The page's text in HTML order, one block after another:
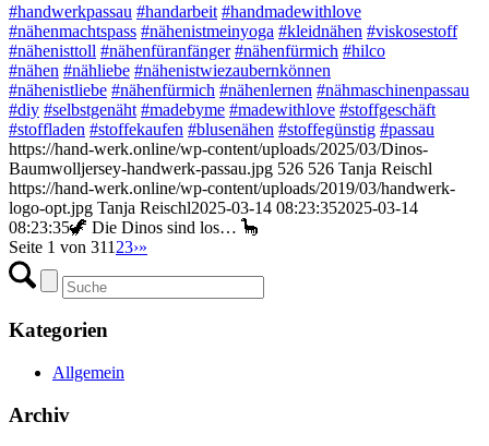
#handwerkpassau #handarbeit #handmadewithlove
#nähenmachtspass #nähenistmeinyoga #kleidnähen #viskosestoff
#nähenisttoll #nähenfüranfänger #nähenfürmich #hilco
#nähen #nähliebe #nähenistwiezaubernkönnen
#nähenistliebe #nähenfürmich #nähenlernen #nähmaschinenpassau
#diy #selbstgenäht #madebyme #madewithlove #stoffgeschäft
#stoffladen #stoffekaufen #blusenähen #stoffegünstig #passau
https://hand-werk.online/wp-content/uploads/2025/03/Dinos-
Baumwolljersey-handwerk-passau.jpg 526 526 Tanja Reischl
https://hand-werk.online/wp-content/uploads/2019/03/handwerk-
logo-opt.jpg Tanja Reischl2025-03-14 08:23:352025-03-14
08:23:35🦖 Die Dinos sind los… 🦕
Seite 1 von 311 23›»
Kategorien
Allgemein
Archiv